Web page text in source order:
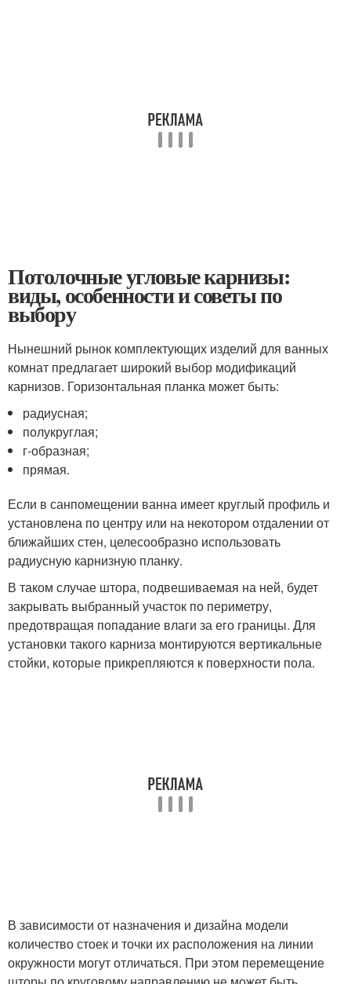
Потолочные угловые карнизы:
виды, особенности и советы по
выбору
Нынешний рынок комплектующих изделий для ванных
комнат предлагает широкий выбор модификаций
карнизов. Горизонтальная планка может быть:
радиусная;
полукруглая;
г-образная;
прямая.
Если в санпомещении ванна имеет круглый профиль и
установлена по центру или на некотором отдалении от
ближайших стен, целесообразно использовать
радиусную карнизную планку.
В таком случае штора, подвешиваемая на ней, будет
закрывать выбранный участок по периметру,
предотвращая попадание влаги за его границы. Для
установки такого карниза монтируются вертикальные
стойки, которые прикрепляются к поверхности пола.
В зависимости от назначения и дизайна модели
количество стоек и точки их расположения на линии
окружности могут отличаться. При этом перемещение